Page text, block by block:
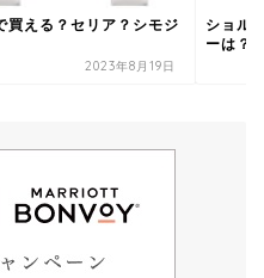
買える？セリア？シモジ
2023年8月19日
ショル
ーは？